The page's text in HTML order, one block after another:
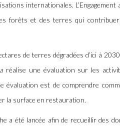
internationales. L’Engagement
forêts et des terres qui
de terres dégradées d’ici à
réalise une évaluation sur les
évaluation est de comprendre
la surface en restauration.
a été lancée afin de recueillir des